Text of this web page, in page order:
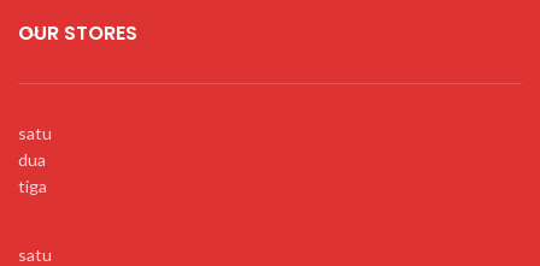
OUR STORES
satu
dua
tiga
satu